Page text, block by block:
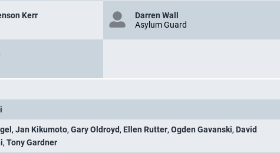
Kerr
Darren Wall
Asylum Guard
, Jan Kikumoto, Gary Oldroyd, Ellen Rutter, Ogden Gavanski, David
, Tony Gardner